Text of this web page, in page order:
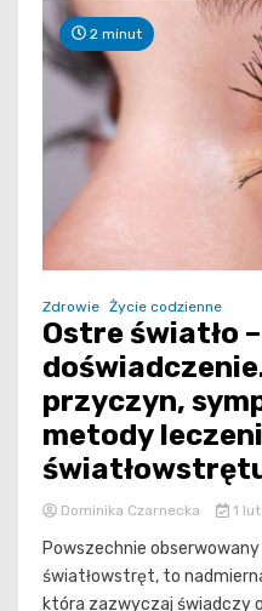
2 minut
Zdrowie Życie codzienne
Ostre światło
przyczyn,
metody
Dominika Czarnecka 1
Powszechnie
światłowstręt, to
która zazwyczaj świadczy